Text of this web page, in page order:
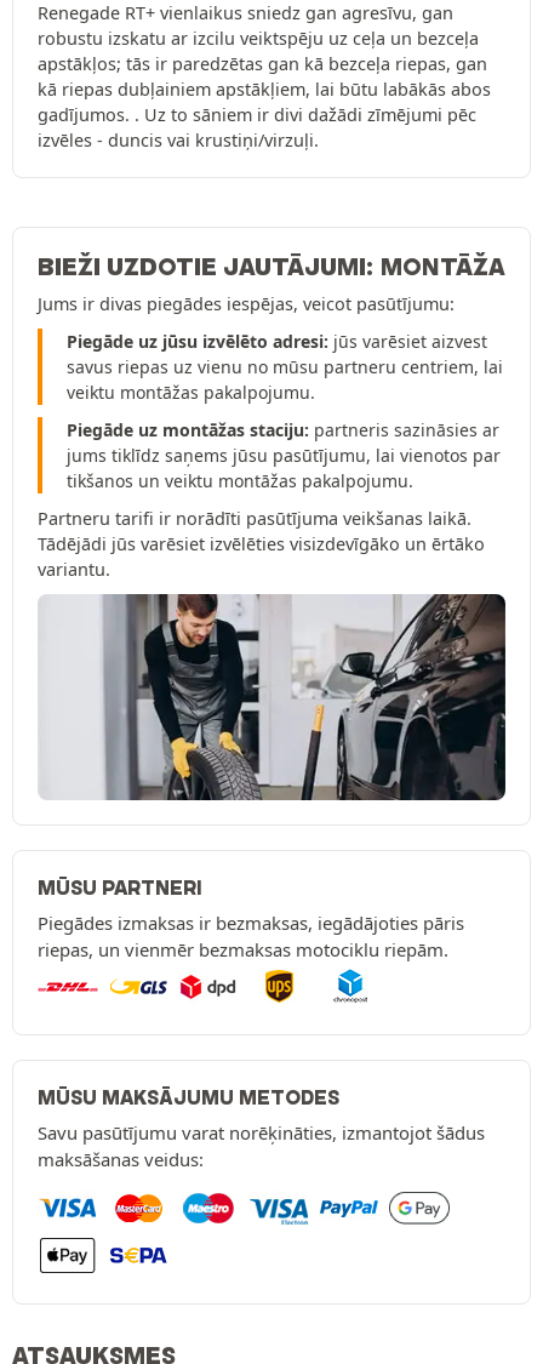
Renegade RT+ vienlaikus sniedz gan agresīvu, gan
robustu izskatu ar izcilu veiktspēju uz ceļa un bezceļa
apstākļos; tās ir paredzētas gan kā bezceļa riepas, gan
kā riepas dubļainiem apstākļiem, lai būtu labākās abos
gadījumos. . Uz to sāniem ir divi dažādi zīmējumi pēc
izvēles - duncis vai krustiņi/virzuļi.
BIEŽI UZDOTIE JAUTĀJUMI: MONTĀŽA
Jums ir divas piegādes iespējas, veicot pasūtījumu:
Piegāde uz jūsu izvēlēto adresi: jūs varēsiet aizvest
savus riepas uz vienu no mūsu partneru centriem, lai
veiktu montāžas pakalpojumu.
Piegāde uz montāžas staciju: partneris sazināsies ar
jums tiklīdz saņems jūsu pasūtījumu, lai vienotos par
tikšanos un veiktu montāžas pakalpojumu.
Partneru tarifi ir norādīti pasūtījuma veikšanas laikā.
Tādējādi jūs varēsiet izvēlēties visizdevīgāko un ērtāko
variantu.
MŪSU PARTNERI
Piegādes izmaksas ir bezmaksas, iegādājoties pāris
riepas, un vienmēr bezmaksas motociklu riepām.
MŪSU MAKSĀJUMU METODES
Savu pasūtījumu varat norēķināties, izmantojot šādus
maksāšanas veidus:
ATSAUKSMES